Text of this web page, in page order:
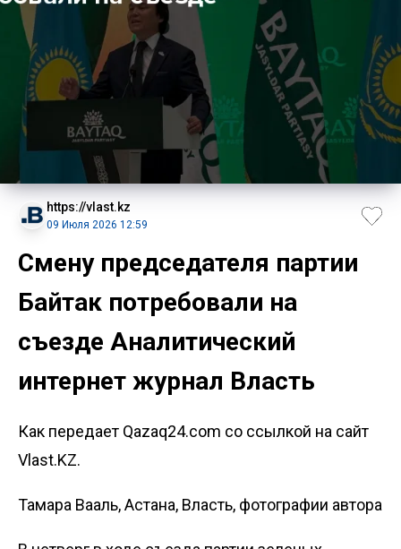
https://vlast.kz
09 Июля 2026 12:59
Смену председателя партии
Байтак потребовали на
съезде Аналитический
интернет журнал Власть
Как передает Qazaq24.com со ссылкой на сайт
Vlast.KZ.
Тамара Вааль, Астана, Власть, фотографии автора